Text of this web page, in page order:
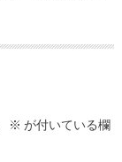
※ が付いている欄